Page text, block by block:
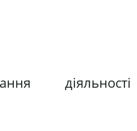
діяльності